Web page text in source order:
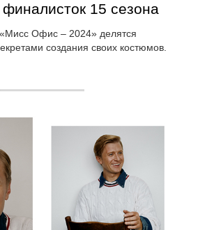
15 сезона
Офис – 2024» делятся
создания своих костюмов.